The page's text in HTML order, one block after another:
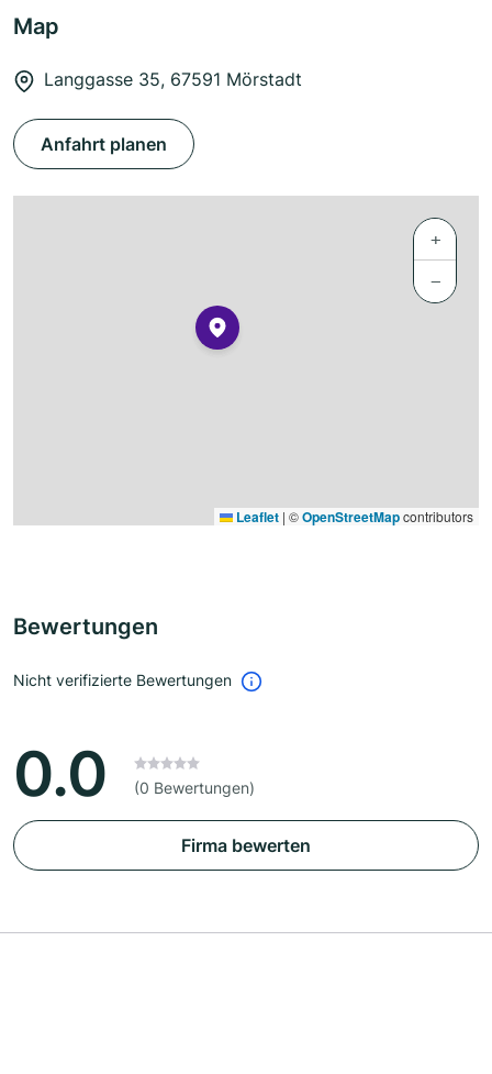
Map
Langgasse 35, 67591 Mörstadt
Anfahrt planen
+
−
Leaflet | ©OpenStreetMapcontributors
Bewertungen
Nicht verifizierte Bewertungen
0.0 (0 Bewertungen)
Firma bewerten